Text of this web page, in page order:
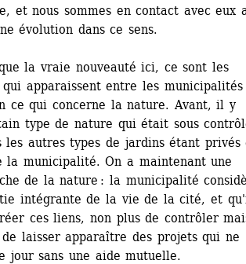
et nous sommes en contact avec eux
évolution dans ce sens.
la vraie nouveauté ici, ce sont les
qui apparaissent entre les
ce qui concerne la nature. Avant, il y
type de nature qui était sous
les autres types de jardins étant privés
la municipalité. On a maintenant une
de la nature : la municipalité
intégrante de la vie de la cité, et
ces liens, non plus de contrôler
laisser apparaître des projets qui ne
jour sans une aide mutuelle.